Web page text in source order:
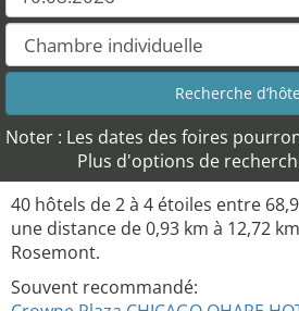
Noter : Les dates des foires
Plus d'options de
40 hôtels de 2 à 4 étoiles entre
une distance de 0,93 km à 12,72
Rosemont.
Souvent recommandé: